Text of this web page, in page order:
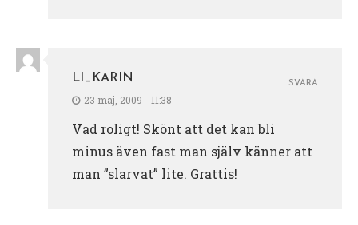
LI_KARIN
23 maj, 2009 - 11:38
Vad roligt! Skönt att det kan bli
minus även fast man själv känner att
man ”slarvat” lite. Grattis!
SVARA